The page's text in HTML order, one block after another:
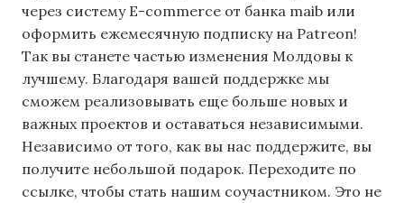
через систему E-commerce от банка maib или
оформить ежемесячную подписку на Patreon!
Так вы станете частью изменения Молдовы к
лучшему. Благодаря вашей поддержке мы
сможем реализовывать еще больше новых и
важных проектов и оставаться независимыми.
Независимо от того, как вы нас поддержите, вы
получите небольшой подарок. Переходите по
ссылке, чтобы стать нашим соучастником. Это не